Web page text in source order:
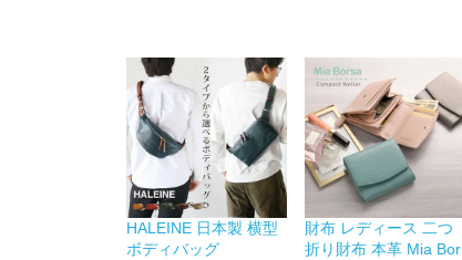
HALEINE 日本製 横型
ボディバッグ
財布 レディース 二つ
折り財布 本革 Mia Bor